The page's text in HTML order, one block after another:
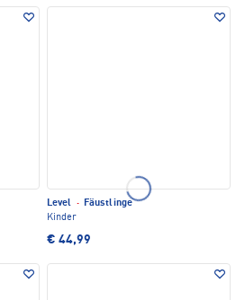
Level · Fäustlinge
Kinder
€ 44,99